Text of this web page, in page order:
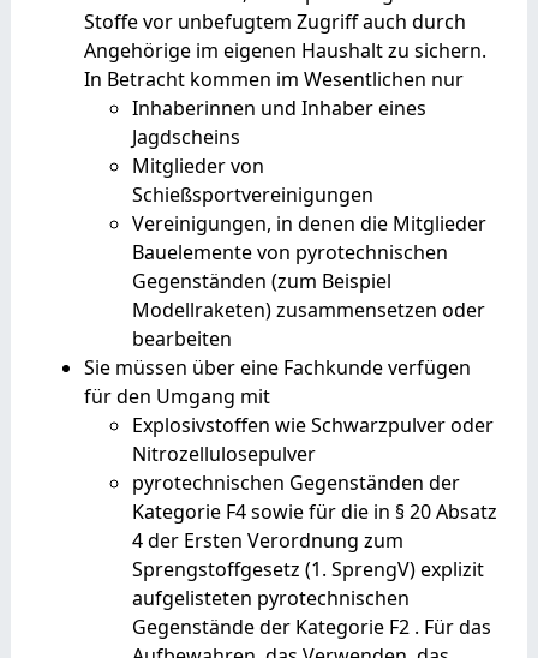
Stoffe vor unbefugtem Zugriff auch durch
Angehörige im eigenen Haushalt zu sichern.
In Betracht kommen im Wesentlichen nur
Inhaberinnen und Inhaber eines
Jagdscheins
Mitglieder von
Schießsportvereinigungen
Vereinigungen, in denen die Mitglieder
Bauelemente von pyrotechnischen
Gegenständen (zum Beispiel
Modellraketen) zusammensetzen oder
bearbeiten
Sie müssen über eine Fachkunde verfügen
für den Umgang mit
Explosivstoffen wie Schwarzpulver oder
Nitrozellulosepulver
pyrotechnischen Gegenständen der
Kategorie F4 sowie für die in § 20 Absatz
4 der Ersten Verordnung zum
Sprengstoffgesetz (1. SprengV) explizit
aufgelisteten pyrotechnischen
Gegenstände der Kategorie F2 . Für das